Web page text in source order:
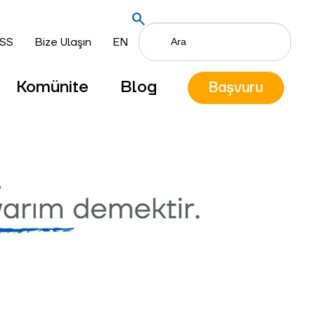
Bize Ulaşın EN
search
Komünite Blog Başvuru